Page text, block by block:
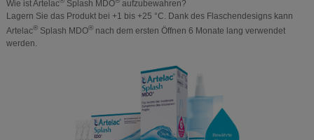
Wie ist Artelac Splash MDO aufzubewahren?
Lagern Sie das Produkt bei +1 bis +25 °C. Dank des Flaschendesigns kann
Artelac®Splash MDO®nach dem ersten Öffnen 6 Monate lang verwendet
werden.